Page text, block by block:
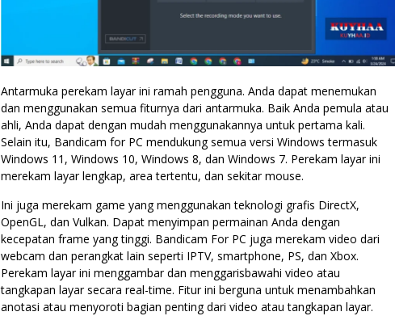
Antarmuka perekam layar ini ramah pengguna. Anda dapat menemukan
dan menggunakan semua fiturnya dari antarmuka. Baik Anda pemula atau
ahli, Anda dapat dengan mudah menggunakannya untuk pertama kali.
Selain itu, Bandicam for PC mendukung semua versi Windows termasuk
Windows 11, Windows 10, Windows 8, dan Windows 7. Perekam layar ini
merekam layar lengkap, area tertentu, dan sekitar mouse.
Ini juga merekam game yang menggunakan teknologi grafis DirectX,
OpenGL, dan Vulkan. Dapat menyimpan permainan Anda dengan
kecepatan frame yang tinggi. Bandicam For PC juga merekam video dari
webcam dan perangkat lain seperti IPTV, smartphone, PS, dan Xbox.
Perekam layar ini menggambar dan menggarisbawahi video atau
tangkapan layar secara real-time. Fitur ini berguna untuk menambahkan
anotasi atau menyoroti bagian penting dari video atau tangkapan layar.